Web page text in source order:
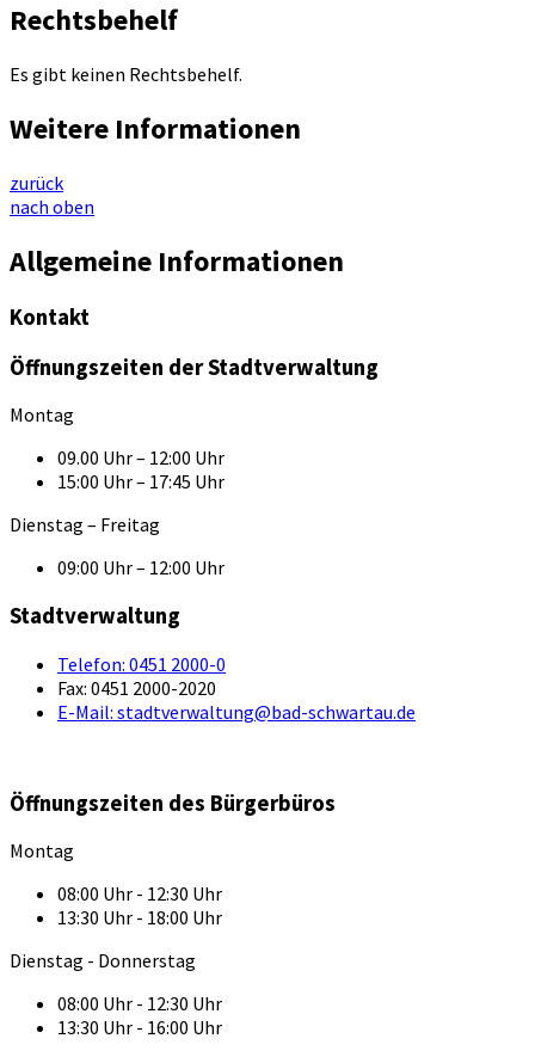
Rechtsbehelf
Es gibt keinen Rechtsbehelf.
Weitere Informationen
zurück
nach oben
Allgemeine Informationen
Kontakt
Öffnungszeiten der Stadtverwaltung
Montag
09.00 Uhr – 12:00 Uhr
15:00 Uhr – 17:45 Uhr
Dienstag – Freitag
09:00 Uhr – 12:00 Uhr
Stadtverwaltung
Telefon: 0451 2000-0
Fax: 0451 2000-2020
E-Mail: stadtverwaltung@bad-schwartau.de
Öffnungszeiten des Bürgerbüros
Montag
08:00 Uhr - 12:30 Uhr
13:30 Uhr - 18:00 Uhr
Dienstag - Donnerstag
08:00 Uhr - 12:30 Uhr
13:30 Uhr - 16:00 Uhr